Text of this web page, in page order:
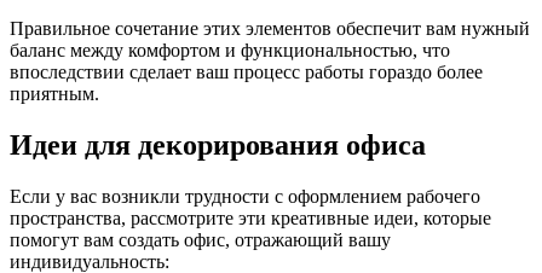
Правильное сочетание этих элементов обеспечит вам нужный
баланс между комфортом и функциональностью, что
впоследствии сделает ваш процесс работы гораздо более
приятным.
Идеи для декорирования офиса
Если у вас возникли трудности с оформлением рабочего
пространства, рассмотрите эти креативные идеи, которые
помогут вам создать офис, отражающий вашу
индивидуальность: